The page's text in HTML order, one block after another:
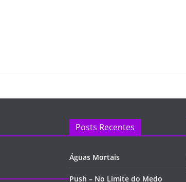
Posts Recentes
Águas Mortais
Push – No Limite do Medo